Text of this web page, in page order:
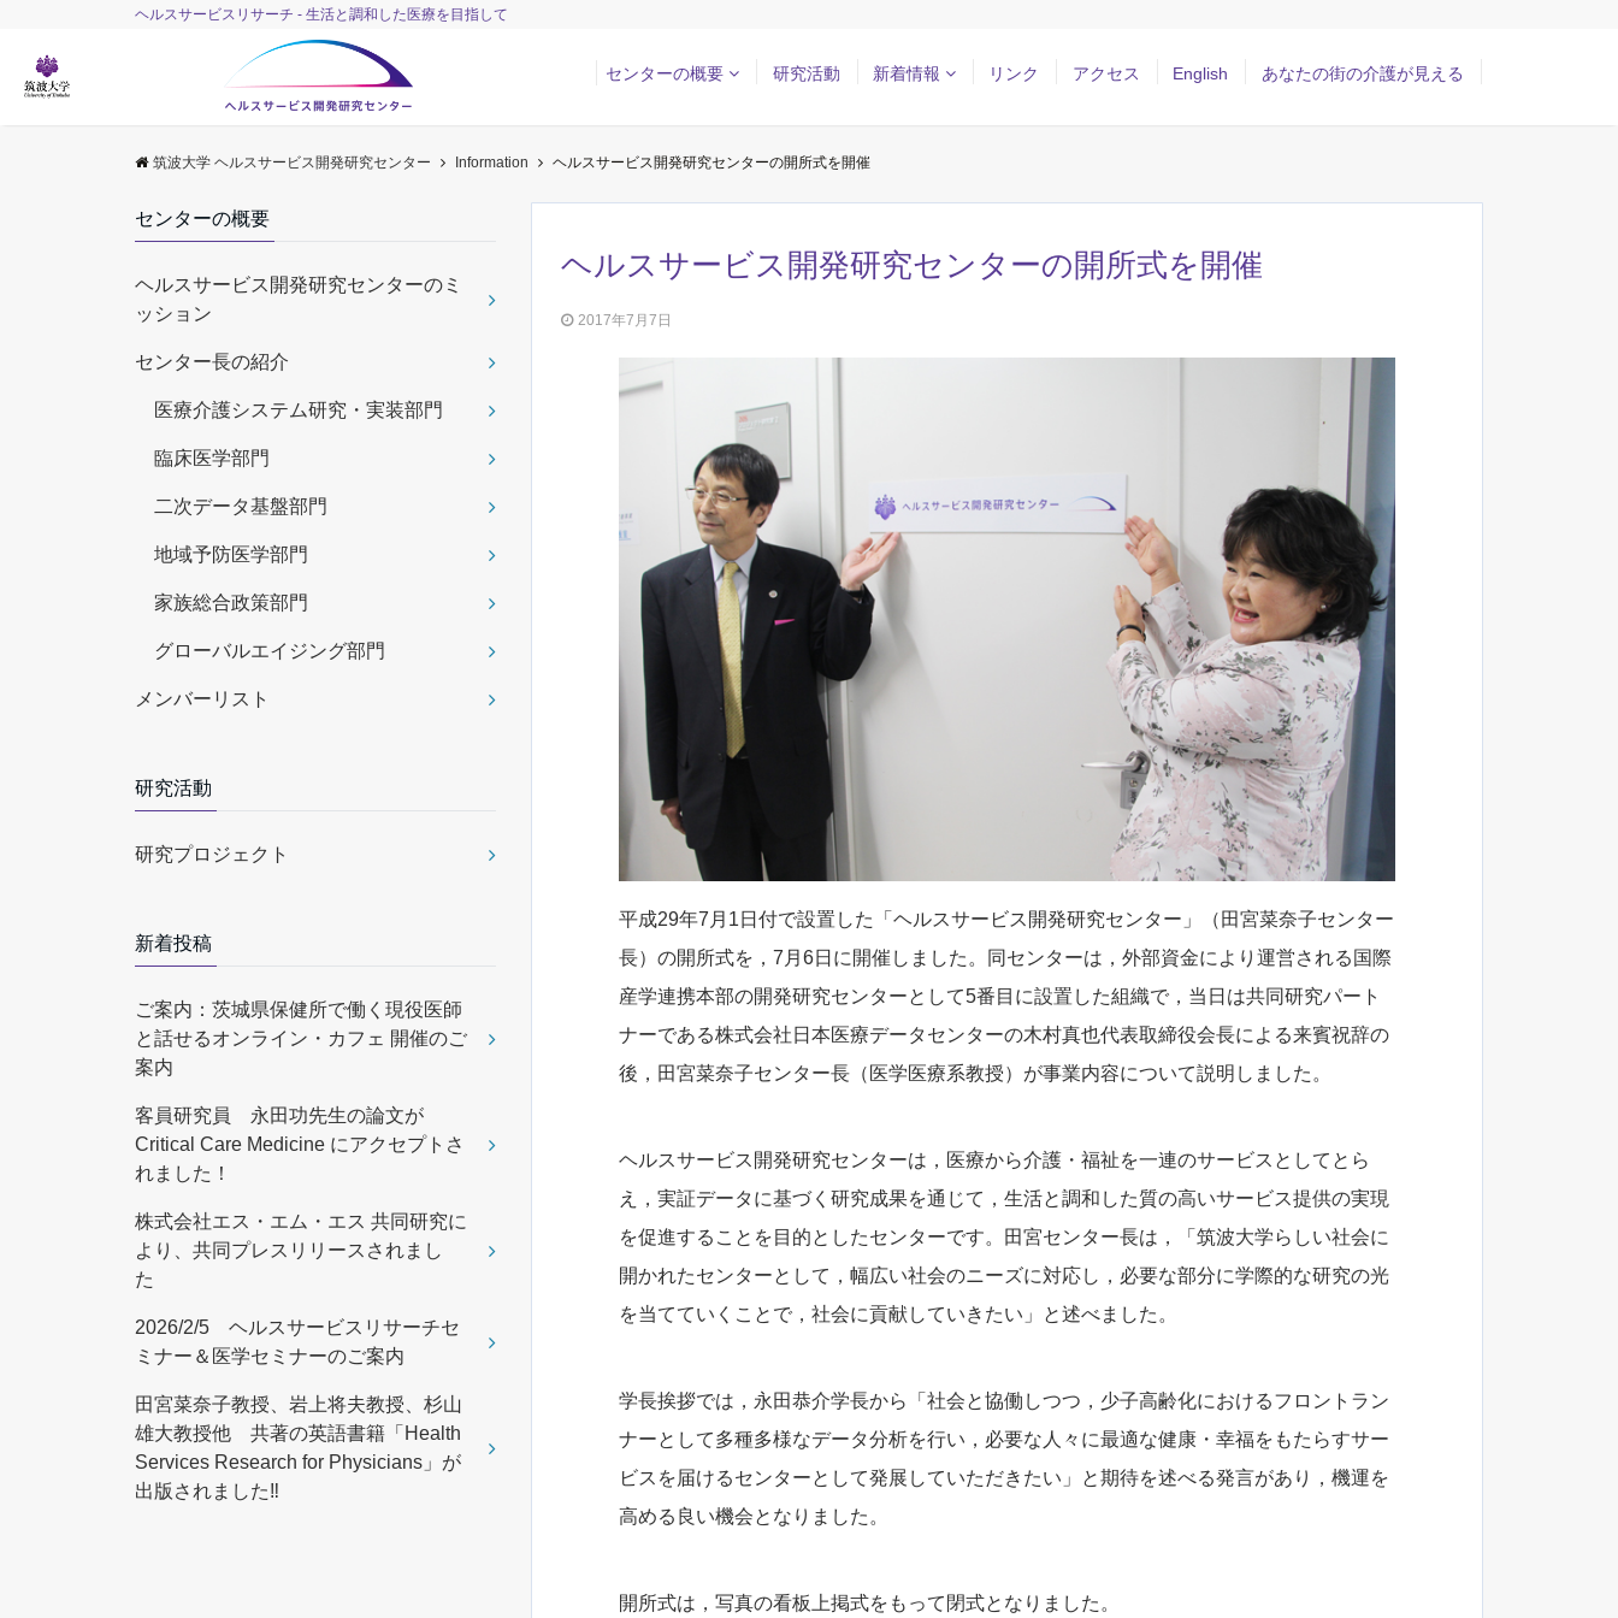
ヘルスサービスリサーチ - 生活と調和した医療を目指して
センターの概要 研究活動 新着情報 リンク アクセス English あなたの街の介護が見える
筑波大学 ヘルスサービス開発研究センター Information ヘルスサービス開発研究センターの開所式を開催
ヘルスサービス開発研究センターの開所式を開催
2017年7月7日
平成29年7月1日付で設置した「ヘルスサービス開発研究センター」（田宮菜奈子センター
長）の開所式を，7月6日に開催しました。同センターは，外部資金により運営される国際
産学連携本部の開発研究センターとして5番目に設置した組織で，当日は共同研究パート
ナーである株式会社日本医療データセンターの木村真也代表取締役会長による来賓祝辞の
後，田宮菜奈子センター長（医学医療系教授）が事業内容について説明しました。
ヘルスサービス開発研究センターは，医療から介護・福祉を一連のサービスとしてとら
え，実証データに基づく研究成果を通じて，生活と調和した質の高いサービス提供の実現
を促進することを目的としたセンターです。田宮センター長は，「筑波大学らしい社会に
開かれたセンターとして，幅広い社会のニーズに対応し，必要な部分に学際的な研究の光
を当てていくことで，社会に貢献していきたい」と述べました。
学長挨拶では，永田恭介学長から「社会と協働しつつ，少子高齢化におけるフロントラン
ナーとして多種多様なデータ分析を行い，必要な人々に最適な健康・幸福をもたらすサー
ビスを届けるセンターとして発展していただきたい」と期待を述べる発言があり，機運を
高める良い機会となりました。
開所式は，写真の看板上掲式をもって閉式となりました。
センターの概要
ヘルスサービス開発研究センターのミ
ッション
センター長の紹介
医療介護システム研究・実装部門
臨床医学部門
二次データ基盤部門
地域予防医学部門
家族総合政策部門
グローバルエイジング部門
メンバーリスト
研究活動
研究プロジェクト
新着投稿
ご案内：茨城県保健所で働く現役医師
と話せるオンライン・カフェ 開催のご
案内
客員研究員 永田功先生の論文が
Critical Care Medicine にアクセプトさ
れました！
株式会社エス・エム・エス 共同研究に
より、共同プレスリリースされまし
た
2026/2/5 ヘルスサービスリサーチセ
ミナー＆医学セミナーのご案内
田宮菜奈子教授、岩上将夫教授、杉山
雄大教授他 共著の英語書籍「Health
Services Research for Physicians」が
出版されました‼